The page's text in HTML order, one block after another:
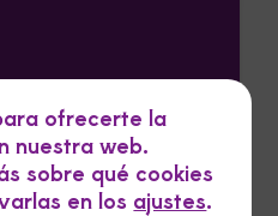
ofrecerte la
nuestra web.
sobre qué cookies
en los ajustes.